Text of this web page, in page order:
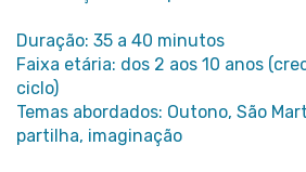
Duração: 35 a 40 minutos
Faixa etária: dos 2 aos 10 anos
ciclo)
Temas abordados: Outono, São
partilha, imaginação